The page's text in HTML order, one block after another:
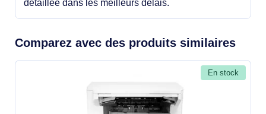
détaillée dans les meilleurs délais.
Comparez avec des produits similaires
En stock